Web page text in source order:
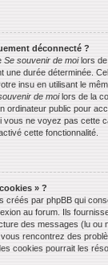
déconnecté ?
Se souvenir de moilors de
durée déterminée.
insu en utilisant le
de moilors de la
ordinateur public pour
ne voyez pas cette
cette fonctionnalité.
» ?
créés par phpBB qui
au forum. Ils
des messages (lu ou
rencontrez des
cookies pourrait les